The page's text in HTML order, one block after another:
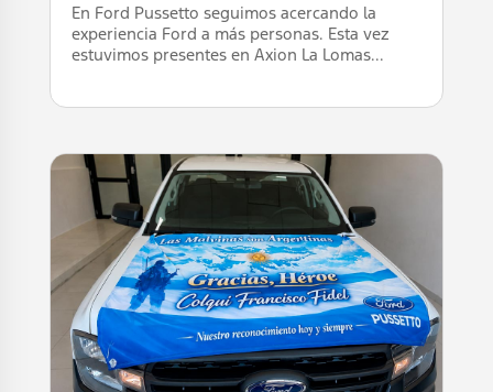
En Ford Pussetto seguimos acercando la
experiencia Ford a más personas. Esta vez
estuvimos presentes en Axion La Lomas...